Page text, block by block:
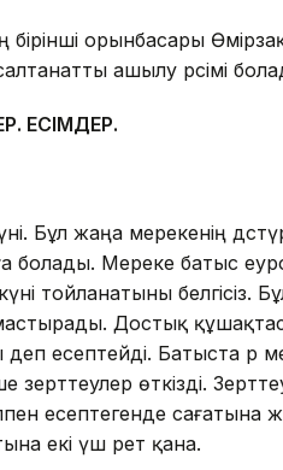
орынбасары
ашылу рәсімі
ЕСІМДЕР.
Бұл жаңа мерекенің
болады. Мереке батыс
тойланатыны белгісіз.
Достық
есептейді. Батыста әр
зерттеулер өткізді.
есептегенде сағатына
екі үш рет қана.